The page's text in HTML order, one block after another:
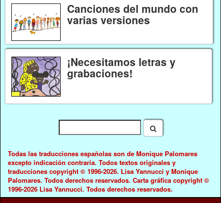
Canciones del mundo con
varias versiones
¡Necesitamos letras y
grabaciones!
Todas las traducciones españolas son de Monique Palomares
excepto indicación contraria. Todos textos originales y
traducciones copyright © 1996-2026. Lisa Yannucci y Monique
Palomares. Todos derechos reservados. Carta gráfica copyright ©
1996-2026 Lisa Yannucci. Todos derechos reservados.